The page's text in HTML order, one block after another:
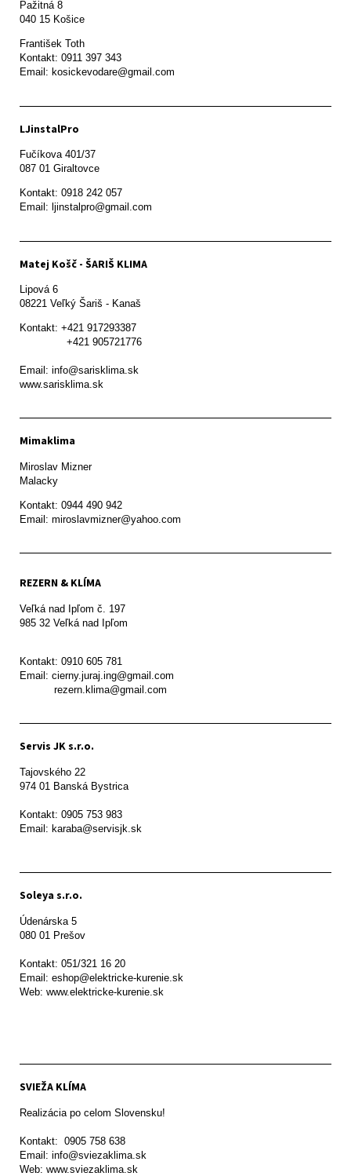
Pažitná 8
František Toth
Kontakt: 0911 397 343
Email: kosickevodare@gmail.com
LJinstalPro
Fučíkova 401/37
087 01 Giraltovce
Kontakt: 0918 242 057
Email: ljinstalpro@gmail.com
Matej Košč - ŠARIŠ KLIMA
Lipová 6
08221 Veľký Šariš - Kanaš
Kontakt: +421 917293387
Email: info@sarisklima.sk
www.sarisklima.sk
Mimaklima
Miroslav Mizner
Malacky
Kontakt: 0944 490 942
REZERN & KLÍMA
Veľká nad Ipľom č. 197
985 32 Veľká nad Ipľom
Kontakt: 0910 605 781
Email: cierny.juraj.ing@gmail.com
           rezern.klima@gmail.com
Servis JK s.r.o.
Tajovského 22
974 01 Banská Bystrica
Kontakt: 0905 753 983
Email: karaba@servisjk.sk
Soleya s.r.o.
Údenárska 5
080 01 Prešov
Kontakt: 051/321 16 20
Email: eshop@elektricke-kurenie.sk
Web: www.elektricke-kurenie.sk
SVIEŽA KLÍMA
Realizácia po celom Slovensku!
Kontakt:  0905 758 638
Email: info@sviezaklima.sk
Web: www.sviezaklima.sk